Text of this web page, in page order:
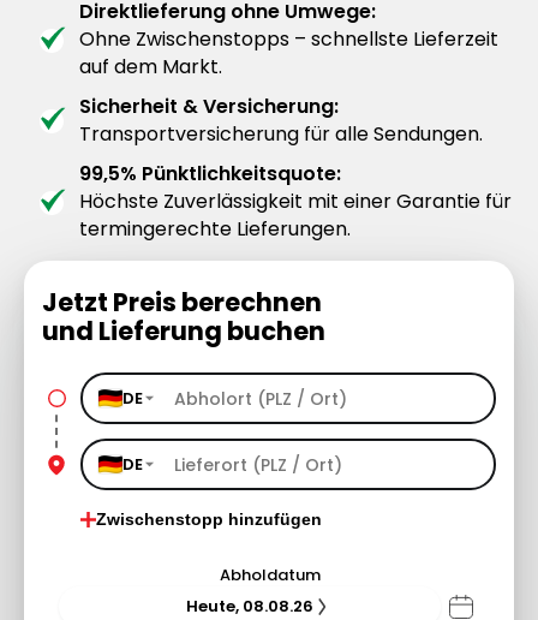
Direktlieferung ohne Umwege:
Ohne Zwischenstopps – schnellste Lieferzeit
auf dem Markt.
Sicherheit & Versicherung:
Transportversicherung für alle Sendungen.
99,5% Pünktlichkeitsquote:
Höchste Zuverlässigkeit mit einer Garantie für
termingerechte Lieferungen.
Jetzt Preis berechnen
und Lieferung buchen
DE
DE
Zwischenstopp hinzufügen
Abholdatum
Heute, 08.08.26